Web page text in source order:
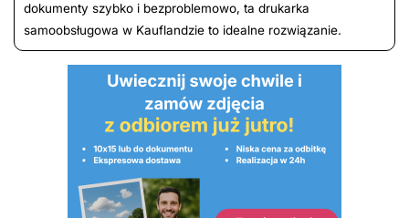
dokumenty szybko i bezproblemowo, ta drukarka
samoobsługowa w Kauflandzie to idealne rozwiązanie.